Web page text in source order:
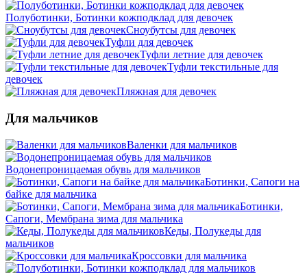
Полуботинки, Ботинки кожподклад для девочек
Сноубутсы для девочек
Туфли для девочек
Туфли летние для девочек
Туфли текстильные для
девочек
Пляжная для девочек
Для мальчиков
Валенки для мальчиков
Водонепроницаемая обувь для мальчиков
Ботинки, Сапоги на
байке для мальчика
Ботинки,
Сапоги, Мембрана зима для мальчика
Кеды, Полукеды для
мальчиков
Кроссовки для мальчика